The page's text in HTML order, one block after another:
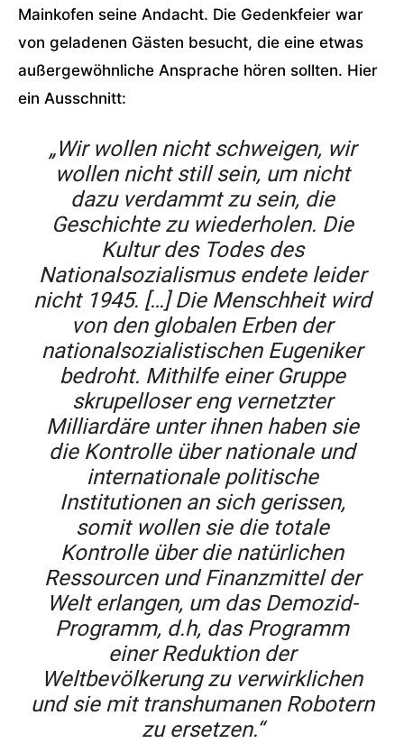
Mainkofen seine Andacht. Die Gedenkfeier war
von geladenen Gästen besucht, die eine etwas
außergewöhnliche Ansprache hören sollten. Hier
ein Ausschnitt:
„Wir wollen nicht schweigen, wir
wollen nicht still sein, um nicht
dazu verdammt zu sein, die
Geschichte zu wiederholen. Die
Kultur des Todes des
Nationalsozialismus endete leider
nicht 1945. […] Die Menschheit wird
von den globalen Erben der
nationalsozialistischen Eugeniker
bedroht. Mithilfe einer Gruppe
skrupelloser eng vernetzter
Milliardäre unter ihnen haben sie
die Kontrolle über nationale und
internationale politische
Institutionen an sich gerissen,
somit wollen sie die totale
Kontrolle über die natürlichen
Ressourcen und Finanzmittel der
Welt erlangen, um das Demozid-
Programm, d.h, das Programm
einer Reduktion der
Weltbevölkerung zu verwirklichen
und sie mit transhumanen Robotern
zu ersetzen.“